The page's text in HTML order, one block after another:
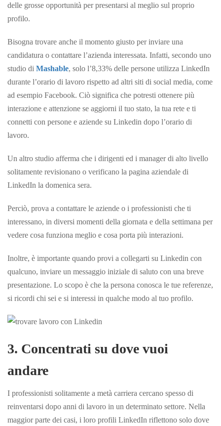
delle grosse opportunità per presentarsi al meglio sul proprio
profilo.
Bisogna trovare anche il momento giusto per inviare una
candidatura o contattare l’azienda interessata. Infatti, secondo uno
studio di Mashable, solo l’8,33% delle persone utilizza LinkedIn
durante l’orario di lavoro rispetto ad altri siti di social media, come
ad esempio Facebook. Ciò significa che potresti ottenere più
interazione e attenzione se aggiorni il tuo stato, la tua rete e ti
connetti con persone e aziende su Linkedin dopo l’orario di
lavoro.
Un altro studio afferma che i dirigenti ed i manager di alto livello
solitamente revisionano o verificano la pagina aziendale di
LinkedIn la domenica sera.
Perciò, prova a contattare le aziende o i professionisti che ti
interessano, in diversi momenti della giornata e della settimana per
vedere cosa funziona meglio e cosa porta più interazioni.
Inoltre, è importante quando provi a collegarti su Linkedin con
qualcuno, inviare un messaggio iniziale di saluto con una breve
presentazione. Lo scopo è che la persona conosca le tue referenze,
si ricordi chi sei e si interessi in qualche modo al tuo profilo.
3. Concentrati su dove vuoi
andare
I professionisti solitamente a metà carriera cercano spesso di
reinventarsi dopo anni di lavoro in un determinato settore. Nella
maggior parte dei casi, i loro profili LinkedIn riflettono solo dove